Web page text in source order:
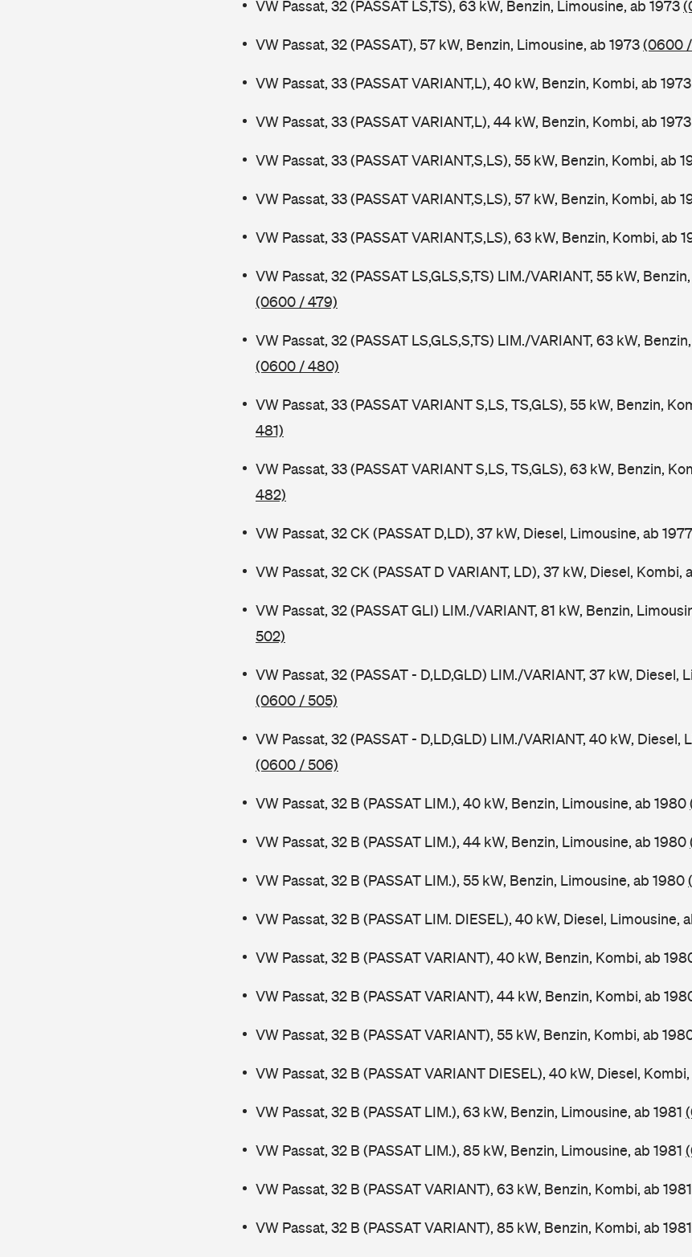
VW Passat, 32 (PASSAT LS,TS), 63 kW, Benzin, Limousine, ab 1973
VW Passat, 32 (PASSAT), 57 kW, Benzin, Limousine, ab 1973(0600
VW Passat, 33 (PASSAT VARIANT,L), 40 kW, Benzin, Kombi, ab 1973
VW Passat, 33 (PASSAT VARIANT,L), 44 kW, Benzin, Kombi, ab 1973
VW Passat, 33 (PASSAT VARIANT,S,LS), 55 kW, Benzin, Kombi, ab
VW Passat, 33 (PASSAT VARIANT,S,LS), 57 kW, Benzin, Kombi, ab
VW Passat, 33 (PASSAT VARIANT,S,LS), 63 kW, Benzin, Kombi, ab
VW Passat, 32 (PASSAT LS,GLS,S,TS) LIM./VARIANT, 55 kW,
(0600 / 479)
VW Passat, 32 (PASSAT LS,GLS,S,TS) LIM./VARIANT, 63 kW,
(0600 / 480)
VW Passat, 33 (PASSAT VARIANT S,LS, TS,GLS), 55 kW, Benzin,
481)
VW Passat, 33 (PASSAT VARIANT S,LS, TS,GLS), 63 kW, Benzin,
482)
VW Passat, 32 CK (PASSAT D,LD), 37 kW, Diesel, Limousine, ab 1977
VW Passat, 32 CK (PASSAT D VARIANT, LD), 37 kW, Diesel, Kombi,
VW Passat, 32 (PASSAT GLI) LIM./VARIANT, 81 kW, Benzin,
502)
VW Passat, 32 (PASSAT - D,LD,GLD) LIM./VARIANT, 37 kW, Diesel,
(0600 / 505)
VW Passat, 32 (PASSAT - D,LD,GLD) LIM./VARIANT, 40 kW, Diesel,
(0600 / 506)
VW Passat, 32 B (PASSAT LIM.), 40 kW, Benzin, Limousine, ab 1980
VW Passat, 32 B (PASSAT LIM.), 44 kW, Benzin, Limousine, ab 1980
VW Passat, 32 B (PASSAT LIM.), 55 kW, Benzin, Limousine, ab 1980
VW Passat, 32 B (PASSAT LIM. DIESEL), 40 kW, Diesel, Limousine,
VW Passat, 32 B (PASSAT VARIANT), 40 kW, Benzin, Kombi, ab
VW Passat, 32 B (PASSAT VARIANT), 44 kW, Benzin, Kombi, ab
VW Passat, 32 B (PASSAT VARIANT), 55 kW, Benzin, Kombi, ab
VW Passat, 32 B (PASSAT VARIANT DIESEL), 40 kW, Diesel,
VW Passat, 32 B (PASSAT LIM.), 63 kW, Benzin, Limousine, ab 1981
VW Passat, 32 B (PASSAT LIM.), 85 kW, Benzin, Limousine, ab 1981
VW Passat, 32 B (PASSAT VARIANT), 63 kW, Benzin, Kombi, ab 1981
VW Passat, 32 B (PASSAT VARIANT), 85 kW, Benzin, Kombi, ab 1981